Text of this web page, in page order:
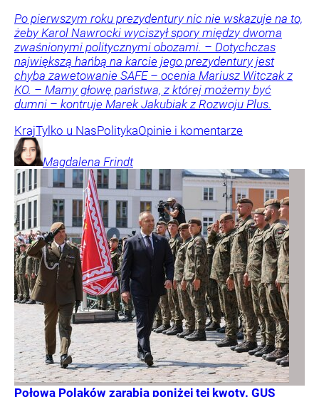
Po pierwszym roku prezydentury nic nie wskazuje na to,
żeby Karol Nawrocki wyciszył spory między dwoma
zwaśnionymi politycznymi obozami. – Dotychczas
największą hańbą na karcie jego prezydentury jest
chyba zawetowanie SAFE – ocenia Mariusz Witczak z
KO. – Mamy głowę państwa, z której możemy być
dumni – kontruje Marek Jakubiak z Rozwoju Plus.
KrajTylko u NasPolitykaOpinie i komentarze
Magdalena Frindt
Połowa Polaków zarabia poniżej tej kwoty. GUS